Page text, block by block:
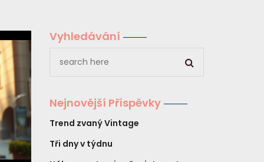
Vyhledávání
Nejnovější Příspěvky
Trend zvaný Vintage
Tři dny v týdnu